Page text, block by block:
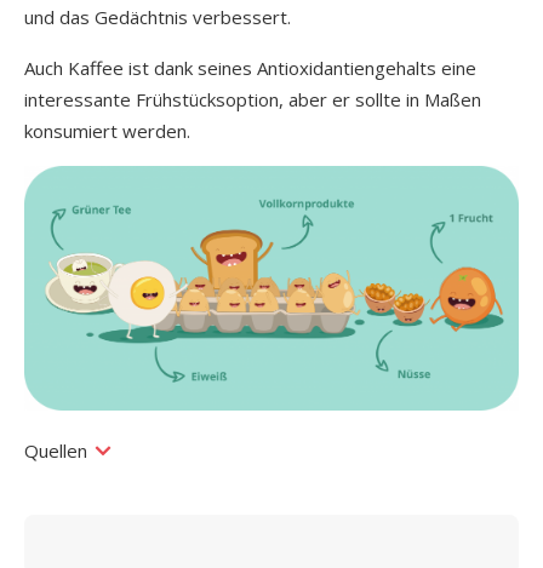
und das Gedächtnis verbessert.
Auch Kaffee ist dank seines Antioxidantiengehalts eine
interessante Frühstücksoption, aber er sollte in Maßen
konsumiert werden.
Quellen